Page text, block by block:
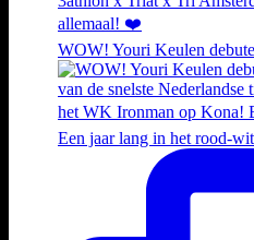
WOW! Youri Keulen
Een jaar lang in het rood-